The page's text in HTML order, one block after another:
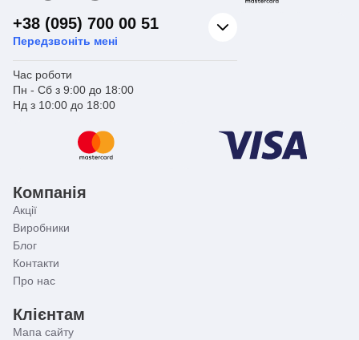
+38 (095) 700 00 51
Передзвоніть мені
Час роботи
Пн - Сб з 9:00 до 18:00
Нд з 10:00 до 18:00
Компанія
Акції
Виробники
Блог
Контакти
Про нас
Клієнтам
Мапа сайту